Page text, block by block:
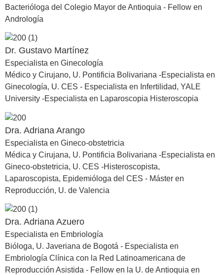
Bacterióloga del Colegio Mayor de Antioquia - Fellow en
Andrología
Dr. Gustavo Martínez
Especialista en Ginecología
Médico y Cirujano, U. Pontificia Bolivariana -Especialista en
Ginecología, U. CES - Especialista en Infertilidad, YALE
University -Especialista en Laparoscopia Histeroscopia
Dra. Adriana Arango
Especialista en Gineco-obstetricia
Médica y Cirujana, U. Pontificia Bolivariana -Especialista en
Gineco-obstetricia, U. CES -Histeroscopista,
Laparoscopista, Epidemióloga del CES - Máster en
Reproducción, U. de Valencia
Dra. Adriana Azuero
Especialista en Embriología
Bióloga, U. Javeriana de Bogotá - Especialista en
Embriología Clínica con la Red Latinoamericana de
Reproducción Asistida - Fellow en la U. de Antioquia en